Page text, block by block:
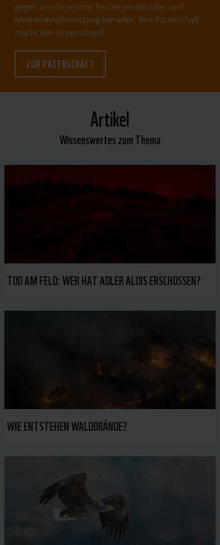
gegen zerstörerische Fischereimethoden und
Meeresverschmutzung kämpfen. Ihre Patenschaft
macht den Unterschied!
ZUR PATENSCHAFT
Artikel
Wissenswertes zum Thema
TOD AM FELD: WER HAT ADLER ALOIS ERSCHOSSEN?
WIE ENTSTEHEN WALDBRÄNDE?